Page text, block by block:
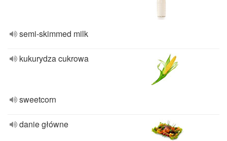
semi-skimmed milk
kukurydza cukrowa
sweetcorn
danie główne